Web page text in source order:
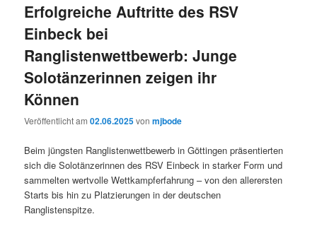
Erfolgreiche Auftritte des RSV
Einbeck bei
Ranglistenwettbewerb: Junge
Solotänzerinnen zeigen ihr
Können
Veröffentlicht am02.06.2025vonmjbode
Beim jüngsten Ranglistenwettbewerb in Göttingen präsentierten
sich die Solotänzerinnen des RSV Einbeck in starker Form und
sammelten wertvolle Wettkampferfahrung – von den allerersten
Starts bis hin zu Platzierungen in der deutschen
Ranglistenspitze.